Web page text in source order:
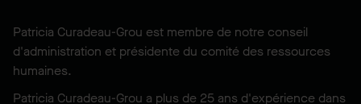
Patricia Curadeau-Grou est membre de notre conseil
d'administration et présidente du comité des ressources
humaines.
Patricia Curadeau-Grou a plus de 25 ans d'expérience dans